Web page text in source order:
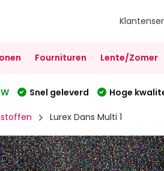
Fournituren Lente/Zomer
Snel geleverd Hoge
Lurex Dans Multi 1